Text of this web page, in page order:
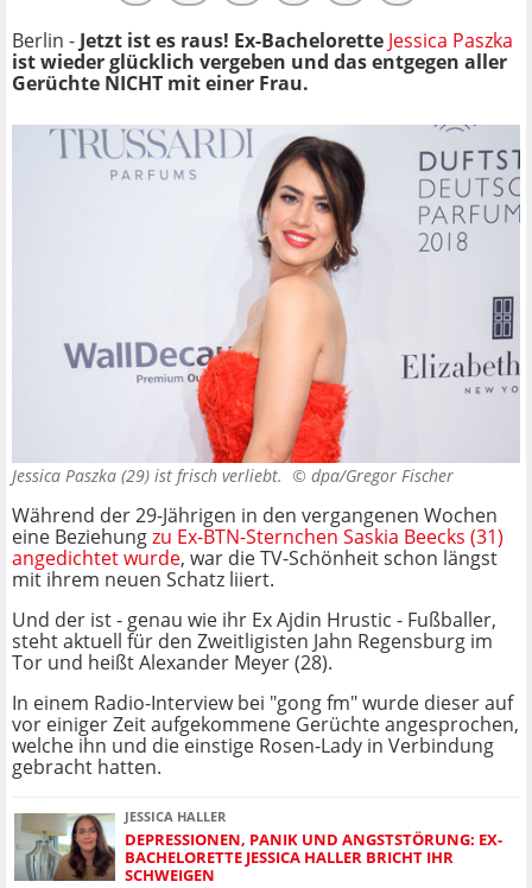
Berlin - Jetzt ist es raus! Ex-Bachelorette Jessica Paszka
ist wieder glücklich vergeben und das entgegen aller
Gerüchte NICHT mit einer Frau.
Jessica Paszka (29) ist frisch verliebt. © dpa/Gregor Fischer
Während der 29-Jährigen in den vergangenen Wochen
eine Beziehungzu Ex-BTN-Sternchen Saskia Beecks (31)
angedichtet wurde, war die TV-Schönheit schon längst
mit ihrem neuen Schatz liiert.
Und der ist - genau wie ihr Ex Ajdin Hrustic - Fußballer,
steht aktuell für den Zweitligisten Jahn Regensburg im
Tor und heißt Alexander Meyer (28).
In einem Radio-Interview bei "gong fm" wurde dieser auf
vor einiger Zeit aufgekommene Gerüchte angesprochen,
welche ihn und die einstige Rosen-Lady in Verbindung
gebracht hatten.
JESSICA HALLER
DEPRESSIONEN, PANIK UND ANGSTSTÖRUNG: EX-
BACHELORETTE JESSICA HALLER BRICHT IHR
SCHWEIGEN